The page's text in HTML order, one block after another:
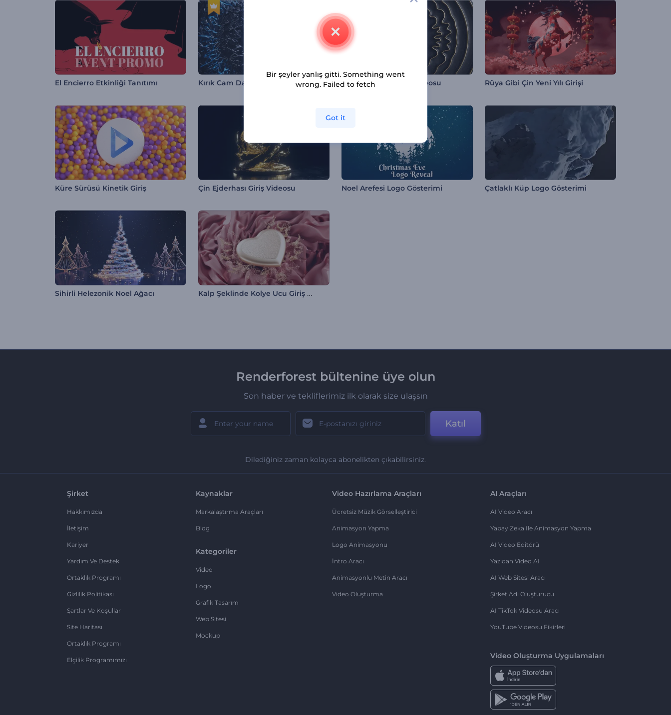
El Encierro Etkinliği Tanıtımı Kırık Cam Dalgası Logo Altın Dalgalar Giriş Videosu Rüya Gibi Çin Yeni Yılı Girişi
Küre Sürüsü Kinetik Giriş Çin Ejderhası Giriş Videosu Noel Arefesi Logo Gösterimi Çatlaklı Küp Logo Gösterimi
Sihirli Helezonik Noel Ağacı Kalp Şeklinde Kolye Ucu Giriş Videosu
Renderforest bültenine üye olun
Son haber ve tekliflerimiz ilk olarak size ulaşsın
Katıl
Dilediğiniz zaman kolayca abonelikten çıkabilirsiniz.
Şirket
Hakkımızda
İletişim
Kariyer
Yardım Ve Destek
Ortaklık Programı
Gizlilik Politikası
Şartlar Ve Koşullar
Site Haritası
Ortaklık Programı
Elçilik Programımızı
Kaynaklar
Markalaştırma Araçları
Blog
Kategoriler
Video
Logo
Grafik Tasarım
Web Sitesi
Mockup
Video Hazırlama Araçları
Ücretsiz Müzik Görselleştirici
Animasyon Yapma
Logo Animasyonu
İntro Aracı
Animasyonlu Metin Aracı
Video Oluşturma
AI Araçları
AI Video Aracı
Yapay Zeka Ile Animasyon Yapma
AI Video Editörü
Yazıdan Video AI
AI Web Sitesi Aracı
Şirket Adı Oluşturucu
AI TikTok Videosu Aracı
YouTube Videosu Fikirleri
Video Oluşturma Uygulamaları
Bir şeyler yanlış gitti. Something went
wrong. Failed to fetch
Got it